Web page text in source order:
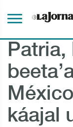
Patria,
káajal